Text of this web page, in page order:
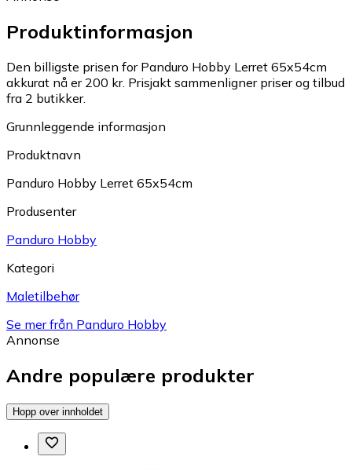
Produktinformasjon
Den billigste prisen for Panduro Hobby Lerret 65x54cm
akkurat nå er 200 kr. Prisjakt sammenligner priser og tilbud
fra 2 butikker.
Grunnleggende informasjon
Produktnavn
Panduro Hobby Lerret 65x54cm
Produsenter
Panduro Hobby
Kategori
Maletilbehør
Se mer från Panduro Hobby
Annonse
Andre populære produkter
Hopp over innholdet